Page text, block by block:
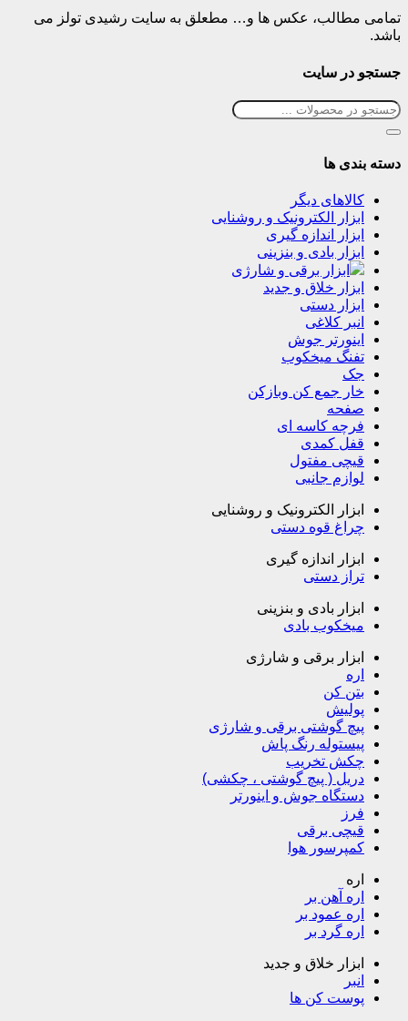
تمامی مطالب، عکس ها و… مطعلق به سایت رشیدی تولز می
باشد.
جستجو در سایت
دسته بندی ها
کالاهای دیگر
ابزار الکترونیک و روشنایی
ابزار اندازه گیری
ابزار بادی و بنزینی
ابزار برقی و شارژی
ابزار خلاق و جدید
ابزار دستی
انبر کلاغی
اینورتر جوش
تفنگ میخکوب
جک
خار جمع کن وبازکن
صفحه
فرچه کاسه ای
قفل کمدی
قیچی مفتول
لوازم جانبی
ابزار الکترونیک و روشنایی
چراغ قوه دستی
ابزار اندازه گیری
تراز دستی
ابزار بادی و بنزینی
میخکوب بادی
ابزار برقی و شارژی
اره
بتن کن
پولیش
پیچ گوشتی برقی و شارژی
پیستوله رنگ پاش
چکش تخریب
دریل ( پیچ گوشتی ، چکشی)
دستگاه جوش و اینورتر
فرز
قیچی برقی
کمپرسور هوا
اره
اره آهن بر
اره عمود بر
اره گرد بر
ابزار خلاق و جدید
انبر
پوست کن ها